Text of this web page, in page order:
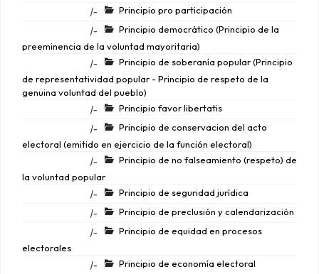
|-
Principio pro participación
|-
Principio democrático (Principio de la
preeminencia de la voluntad mayoritaria)
|-
Principio de soberanía popular (Principio
de representatividad popular - Principio de respeto de la
genuina voluntad del pueblo)
|-
Principio favor libertatis
|-
Principio de conservacion del acto
electoral (emitido en ejercicio de la función electoral)
|-
Principio de no falseamiento (respeto) de
la voluntad popular
|-
Principio de seguridad jurídica
|-
Principio de preclusión y calendarización
|-
Principio de equidad en procesos
electorales
|-
Principio de economía electoral